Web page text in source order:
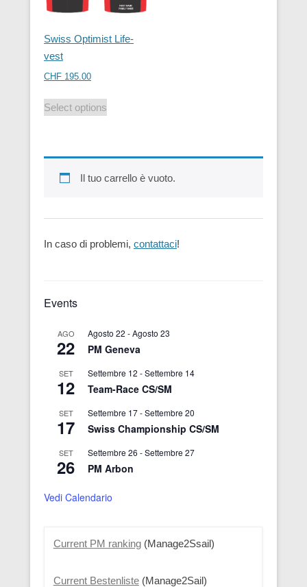
Swiss Optimist Life-
vest
CHF 195.00
Select options
Il tuo carrello è vuoto.
In caso di problemi, contattaci!
Events
AGO
22
Agosto 22 -Agosto 23
PM Geneva
SET
12
Settembre 12 -Settembre 14
Team-Race CS/SM
SET
17
Settembre 17-Settembre 20
Swiss Championship CS/SM
SET
26
Settembre 26 -Settembre 27
PM Arbon
Vedi Calendario
Current PM ranking(Manage2Ssail)
Current Bestenliste(Manage2Sail)